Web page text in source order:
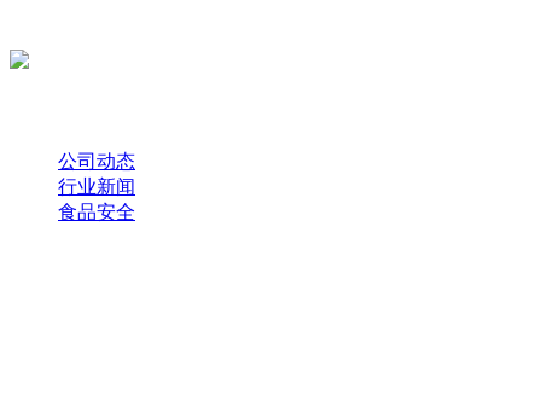
公司动态
行业新闻
食品安全